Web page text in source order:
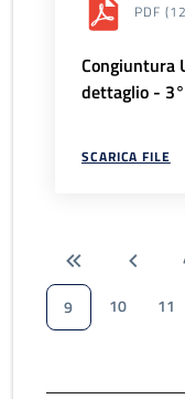
PDF
Congiuntura
dettaglio -
SCARICA FILE
9
10 11